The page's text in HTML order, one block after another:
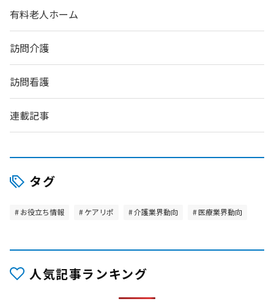
有料老人ホーム
訪問介護
訪問看護
連載記事
タグ
お役立ち情報 ケアリポ 介護業界動向 医療業界動向
人気記事ランキング